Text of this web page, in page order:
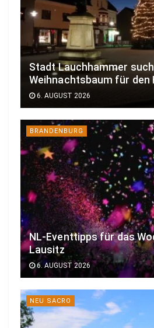
Stadt Lauchhammer
Weihnachtsbaum für den
6. AUGUST 2026
BRANDENBURG
NL-Eventtipps für das
Lausitz
6. AUGUST 2026
NEU SACRO